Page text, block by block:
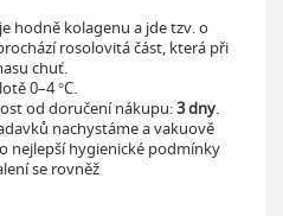
hodně kolagenu a jde tzv. o
rosolovitá část, která při
chuť.
0–4 °C.
od doručení nákupu:3dny.
nachystáme a vakuově
nejlepší hygienické podmínky
se rovněž